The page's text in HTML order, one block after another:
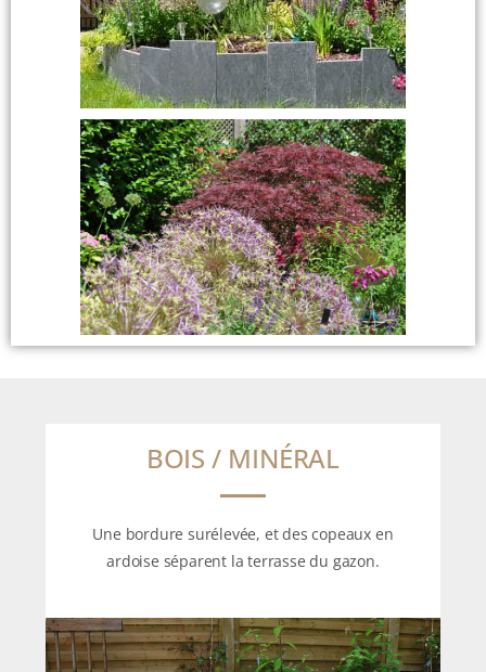
BOIS / MINÉRAL
Une bordure surélevée, et des copeaux en
ardoise séparent la terrasse du gazon.